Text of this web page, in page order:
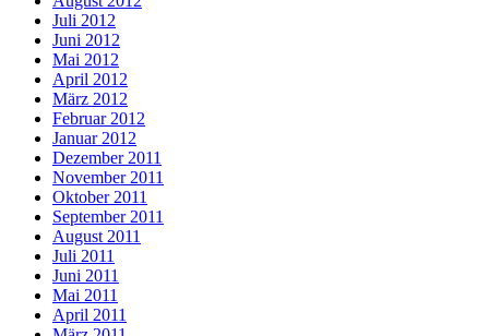
Juli 2012
Juni 2012
Mai 2012
April 2012
März 2012
Februar 2012
Januar 2012
Dezember 2011
November 2011
Oktober 2011
September 2011
August 2011
Juli 2011
Juni 2011
Mai 2011
April 2011